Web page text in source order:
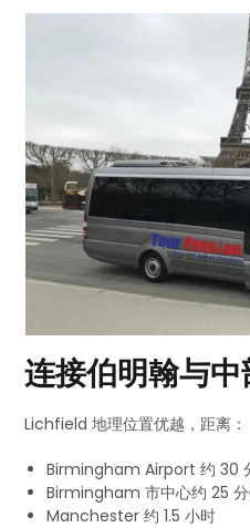
连接伯明翰与
Lichfield 地理位置优越，距离：
Birmingham Airport 约 30
Birmingham 市中心约 25
Manchester 约 1.5 小时